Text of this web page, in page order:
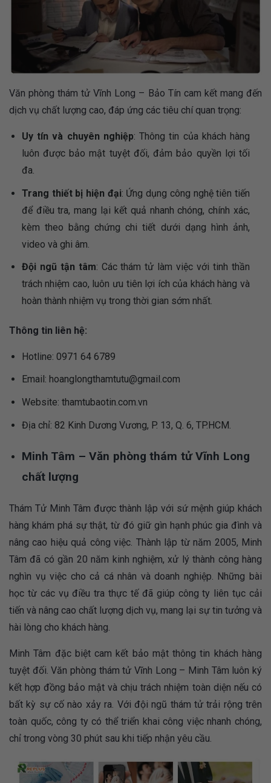
Văn phòng thám tử Vĩnh Long – Bảo Tín cam kết mang đến
dịch vụ chất lượng cao, đáp ứng các tiêu chí quan trọng:
Uy tín và chuyên nghiệp: Thông tin của khách hàng
luôn được bảo mật tuyệt đối, đảm bảo quyền lợi tối
đa.
Trang thiết bị hiện đại: Ứng dụng công nghệ tiên tiến
để điều tra, mang lại kết quả nhanh chóng, chính xác,
kèm theo bằng chứng chi tiết dưới dạng hình ảnh,
video và ghi âm.
Đội ngũ tận tâm: Các thám tử làm việc với tinh thần
trách nhiệm cao, luôn ưu tiên lợi ích của khách hàng và
hoàn thành nhiệm vụ trong thời gian sớm nhất.
Thông tin liên hệ:
Hotline: 0971 64 6789
Email: hoanglongthamtutu@gmail.com
Website: thamtubaotin.com.vn
Địa chỉ: 82 Kinh Dương Vương, P. 13, Q. 6, TP.HCM.
Minh Tâm – Văn phòng thám tử Vĩnh Long
chất lượng
Thám Tử Minh Tâm được thành lập với sứ mệnh giúp khách
hàng khám phá sự thật, từ đó giữ gìn hạnh phúc gia đình và
nâng cao hiệu quả công việc. Thành lập từ năm 2005, Minh
Tâm đã có gần 20 năm kinh nghiệm, xử lý thành công hàng
nghìn vụ việc cho cả cá nhân và doanh nghiệp. Những bài
học từ các vụ điều tra thực tế đã giúp công ty liên tục cải
tiến và nâng cao chất lượng dịch vụ, mang lại sự tin tưởng và
hài lòng cho khách hàng.
Minh Tâm đặc biệt cam kết bảo mật thông tin khách hàng
tuyệt đối. Văn phòng thám tử Vĩnh Long – Minh Tâm luôn ký
kết hợp đồng bảo mật và chịu trách nhiệm toàn diện nếu có
bất kỳ sự cố nào xảy ra. Với đội ngũ thám tử trải rộng trên
toàn quốc, công ty có thể triển khai công việc nhanh chóng,
chỉ trong vòng 30 phút sau khi tiếp nhận yêu cầu.